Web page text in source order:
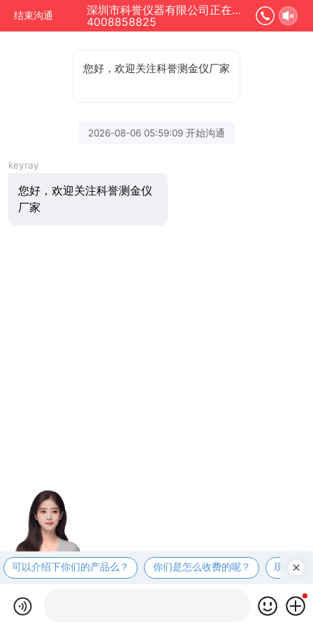
结束沟通
深圳市科誉仪器有限公司正在为您服务
4008858825
您好，欢迎关注科誉测金仪厂家
2026-08-06 05:59:09 开始沟通
keyray
您好，欢迎关注科誉测金仪
厂家
可以介绍下你们的产品么？ 你们是怎么收费的呢？ 现在有